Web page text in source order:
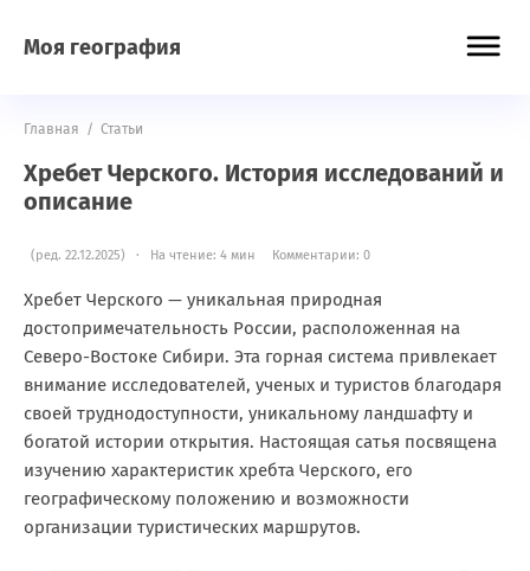
Моя география
Главная / Статьи
Хребет Черского. История исследований и
описание
(ред. 22.12.2025) · На чтение: 4 мин Комментарии: 0
Хребет Черского — уникальная природная
достопримечательность России, расположенная на
Северо-Востоке Сибири. Эта горная система привлекает
внимание исследователей, ученых и туристов благодаря
своей труднодоступности, уникальному ландшафту и
богатой истории открытия. Настоящая сатья посвящена
изучению характеристик хребта Черского, его
географическому положению и возможности
организации туристических маршрутов.